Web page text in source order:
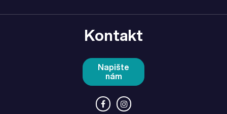
Kontakt
Napište
nám